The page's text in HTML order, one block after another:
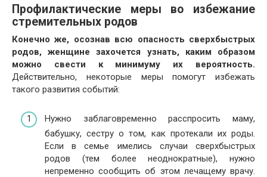
Профилактические меры во избежание
стремительных родов
Конечно же, осознав всю опасность сверхбыстрых
родов, женщине захочется узнать, каким образом
можно свести к минимуму их вероятность.
Действительно, некоторые меры помогут избежать
такого развития событий:
Нужно заблаговременно расспросить маму,
бабушку, сестру о том, как протекали их роды.
Если в семье имелись случаи сверхбыстрых
родов (тем более неоднократные), нужно
непременно сообщить об этом лечащему врачу.